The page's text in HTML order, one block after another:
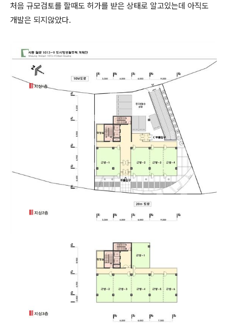
처음 규모검토를 할때도 허가를 받은 상태로 알고있는데 아직도
개발은 되지않았다.